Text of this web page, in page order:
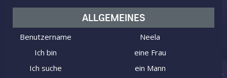
ALLGEMEINES
Benutzername
Neela
Ich bin
eine Frau
Ich suche
ein Mann